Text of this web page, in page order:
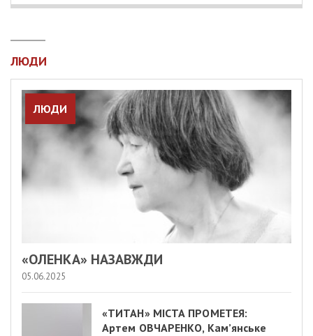
ЛЮДИ
ЛЮДИ
«ОЛЕНКА» НАЗАВЖДИ
05.06.2025
«ТИТАН» МІСТА ПРОМЕТЕЯ:
Артем ОВЧАРЕНКО, Кам’янське